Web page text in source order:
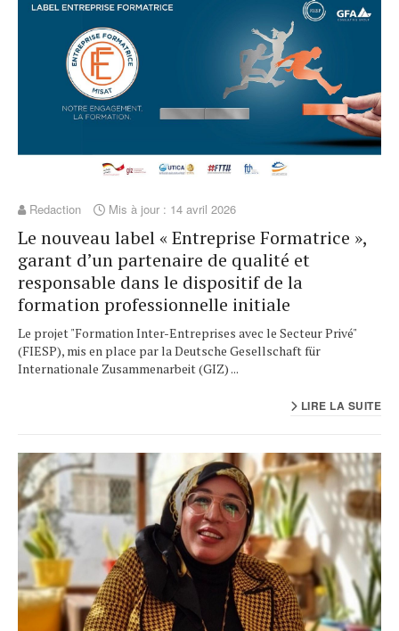
Redaction Mis à jour : 14 avril 2026
Le nouveau label « Entreprise Formatrice »,
garant d’un partenaire de qualité et
responsable dans le dispositif de la
formation professionnelle initiale
Le projet "Formation Inter-Entreprises avec le Secteur Privé"
(FIESP), mis en place par la Deutsche Gesellschaft für
Internationale Zusammenarbeit (GIZ) ...
LIRE LA SUITE